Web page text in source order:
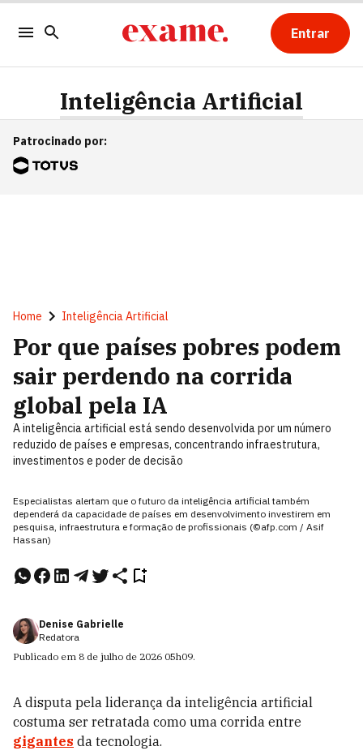
Entrar
Inteligência Artificial
Patrocinado por:
Home Inteligência Artificial
Por que países pobres podem
sair perdendo na corrida
global pela IA
A inteligência artificial está sendo desenvolvida por um número
reduzido de países e empresas, concentrando infraestrutura,
investimentos e poder de decisão
Especialistas alertam que o futuro da inteligência artificial também
dependerá da capacidade de países em desenvolvimento investirem em
pesquisa, infraestrutura e formação de profissionais (©afp.com / Asif
Hassan)
Denise Gabrielle
Redatora
Publicado em 8 de julho de 2026 05h09.
A disputa pela liderança da inteligência artificial
costuma ser retratada como uma corrida entre
gigantes da tecnologia.